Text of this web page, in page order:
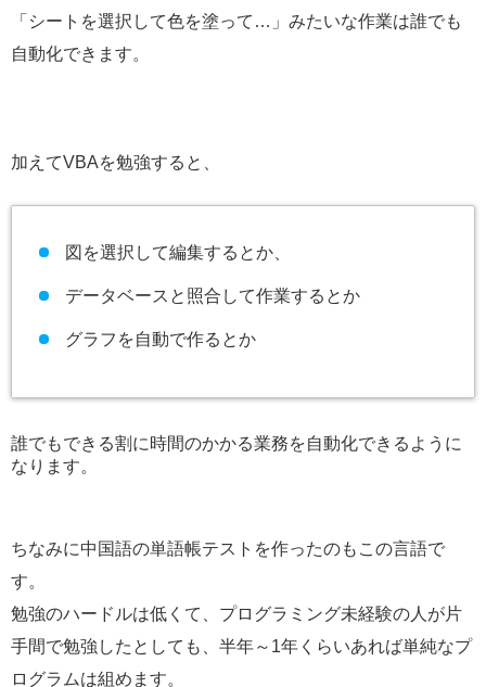
「シートを選択して色を塗って…」みたいな作業は誰でも
自動化できます。
加えてVBAを勉強すると、
図を選択して編集するとか、
データベースと照合して作業するとか
グラフを自動で作るとか
誰でもできる割に時間のかかる業務を自動化できるように
なります。
ちなみに中国語の単語帳テストを作ったのもこの言語で
す。
勉強のハードルは低くて、プログラミング未経験の人が片
手間で勉強したとしても、半年～1年くらいあれば単純なプ
ログラムは組めます。